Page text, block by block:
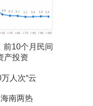
前10个月民间
产投资
人次“云
南两热